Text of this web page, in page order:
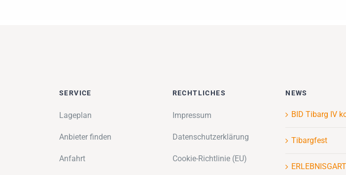
SERVICE
Lageplan
Anbieter finden
Anfahrt
RECHTLICHES
Impressum
Datenschutzerklärung
Cookie-Richtlinie (EU)
NEWS
BID Tibarg IV
Tibargfest